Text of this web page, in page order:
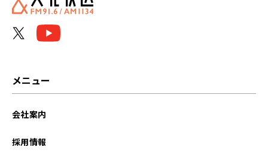
メニュー
会社案内
採用情報